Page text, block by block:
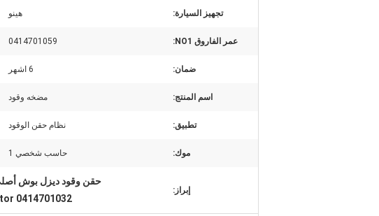
تجهيز السيارة: هينو
عمر الفاروق NO1: 0414701059
ضمان: 6 اشهر
اسم المنتج: مضخه وقود
تطبيق: نظام حقن الوقود
موك: حاسب شخصي 1
إبراز:
حقن وقود ديزل بوش أصلي,حاقن وحدة
0414701032